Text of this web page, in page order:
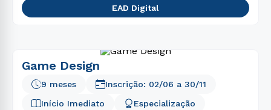
EAD Digital
Game Design
Início Imediato
9 meses
Especialização
Inscrição: 02/06 a 30/11